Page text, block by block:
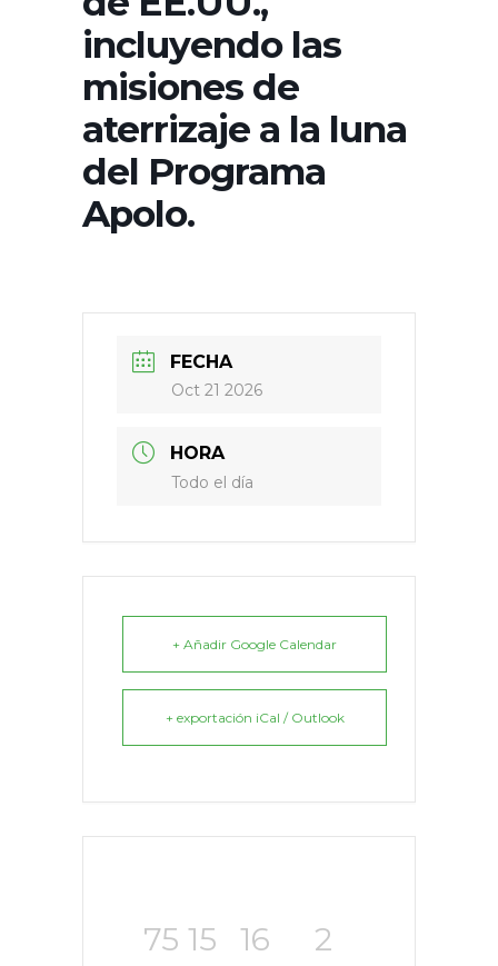
incluyendo las
misiones de
aterrizaje a la luna
del Programa
Apolo.
FECHA
Oct 21 2026
HORA
Todo el día
+ Añadir Google Calendar
+ exportación iCal / Outlook
75 15 16 1